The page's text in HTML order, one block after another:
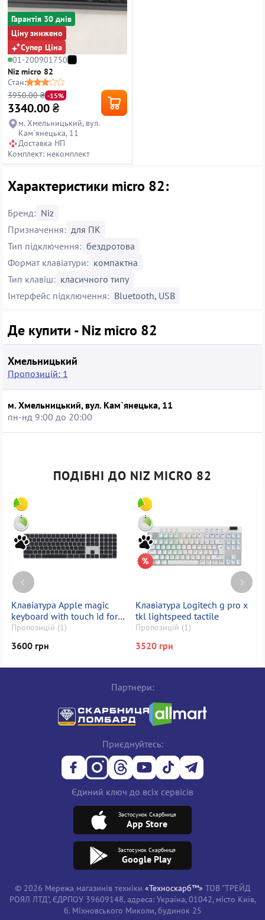
Гарантiя 30 днiв
Ціну знижено
Супер Ціна
01-200901750
Niz micro 82
Стан:
3950.00 ₴ -15%
3340.00₴
м. Хмельницький, вул.
Кам`янецька, 11
Доставка НП
Комплект: некомплект
Характеристики micro 82:
Бренд: Niz
Призначення: для ПК
Тип підключення: бездротова
Формат клавіатури: компактна
Тип клавіш: класичного типу
Інтерфейс підключення: Bluetooth, USB
Де купити - Niz micro 82
Хмельницький
Пропозицій: 1
м. Хмельницький, вул. Кам`янецька, 11
пн-нд 9:00 до 20:00
ПОДІБНІ ДО NIZ MICRO 82
Клавіатура Apple magic
keyboard with touch id for
mac models with apple
Пропозицій (1)
3600 грн
Клавіатура Logitech g pro x
tkl lightspeed tactile
Пропозицій (1)
3520 грн
Партнери:
Приєднуйтесь:
Єдиний ключ до всіх сервісів
Застосунок Скарбниця
App Store
Застосунок Скарбниця
Google Play
© 2026 Мережа магазинів техніки «Техноскарб™» ТОВ "ТРЕЙД
РОЯЛ ЛТД", ЄДРПОУ 39609148, адреса: Україна, 01042, місто Київ,
б. Міхновського Миколи, будинок 25